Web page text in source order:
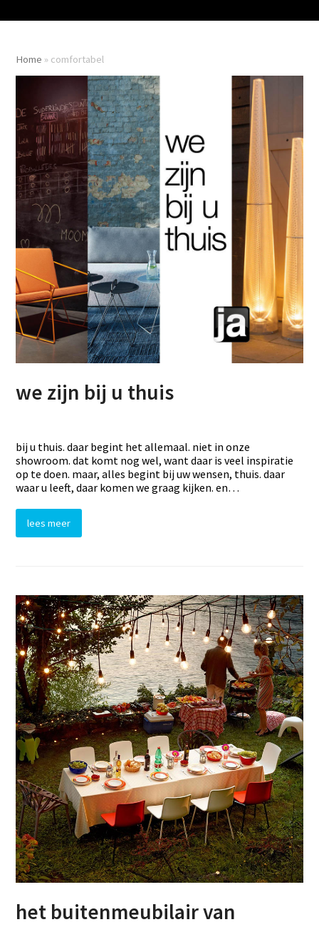
Home » comfortabel
we zijn bij u thuis
bij u thuis. daar begint het allemaal. niet in onze
showroom. dat komt nog wel, want daar is veel inspiratie
op te doen. maar, alles begint bij uw wensen, thuis. daar
waar u leeft, daar komen we graag kijken. en…
lees meer
het buitenmeubilair van